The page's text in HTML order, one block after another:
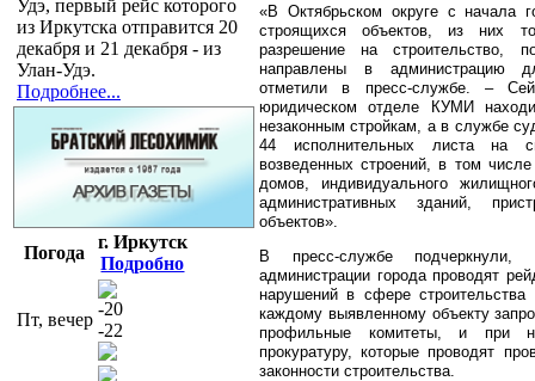
Удэ, первый рейс которого
из Иркутска отправится 20
декабря и 21 декабря - из
Улан-Удэ.
Подробнее...
Погода
г. Иркутск
Подробно
Пт, вечер
-20
-22
«В Октябрьском округе с начала
строящихся объектов, из них
разрешение на строительство,
направлены в администрацию
отметили в пресс-службе. –
юридическом отделе КУМИ
незаконным стройкам, а в службе
44 исполнительных листа на
возведенных строений, в том числе
домов, индивидуального
административных зданий,
объектов».
В пресс-службе подчеркнули,
администрации города проводят
нарушений в сфере
каждому выявленному объекту
профильные комитеты, и при
прокуратуру, которые проводят
законности строительства.